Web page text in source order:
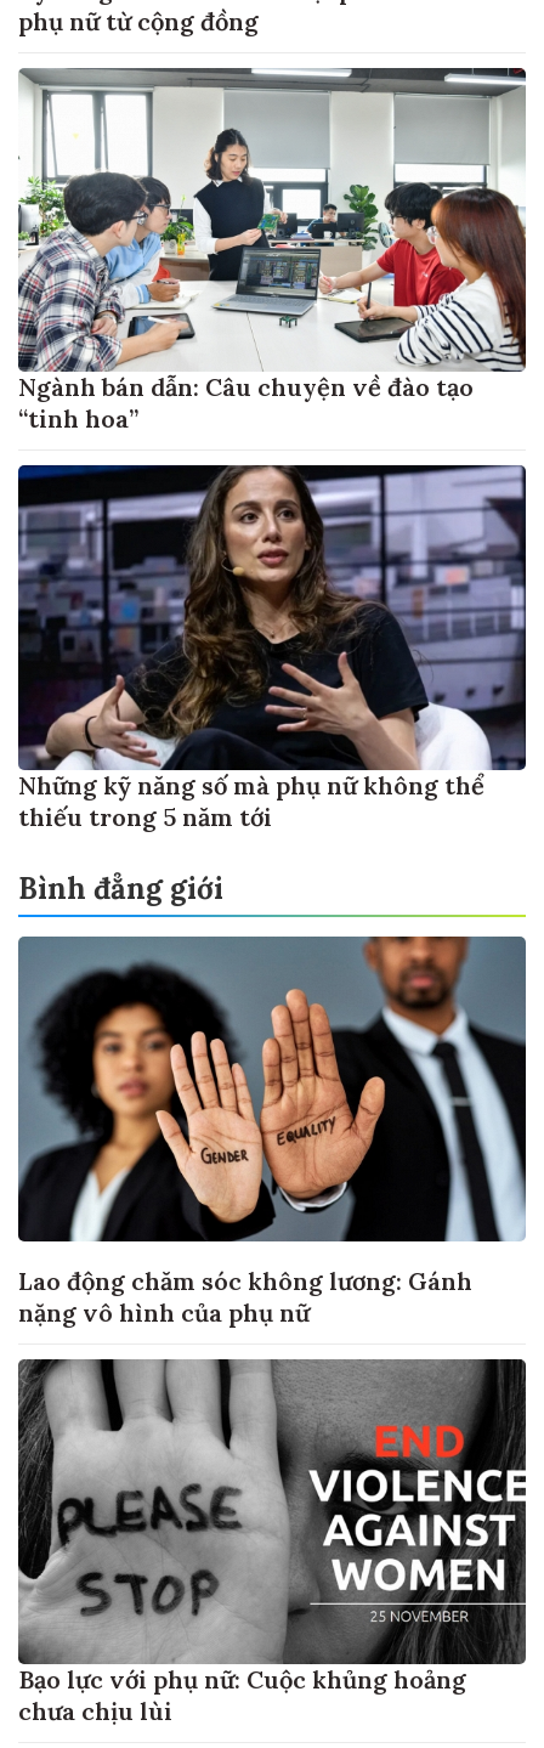
phụ nữ từ cộng đồng
Ngành bán dẫn: Câu chuyện về đào tạo
“tinh hoa”
Những kỹ năng số mà phụ nữ không thể
thiếu trong 5 năm tới
Bình đẳng giới
Lao động chăm sóc không lương: Gánh
nặng vô hình của phụ nữ
Bạo lực với phụ nữ: Cuộc khủng hoảng
chưa chịu lùi